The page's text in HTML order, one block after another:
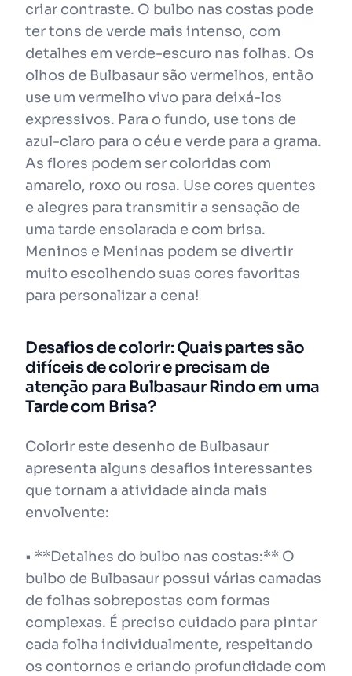
criar contraste. O bulbo nas costas pode
ter tons de verde mais intenso, com
detalhes em verde-escuro nas folhas. Os
olhos de Bulbasaur são vermelhos, então
use um vermelho vivo para deixá-los
expressivos. Para o fundo, use tons de
azul-claro para o céu e verde para a grama.
As flores podem ser coloridas com
amarelo, roxo ou rosa. Use cores quentes
e alegres para transmitir a sensação de
uma tarde ensolarada e com brisa.
Meninos e Meninas podem se divertir
muito escolhendo suas cores favoritas
para personalizar a cena!
Desafios de colorir: Quais partes são
difíceis de colorir e precisam de
atenção para Bulbasaur Rindo em uma
Tarde com Brisa?
Colorir este desenho de Bulbasaur
apresenta alguns desafios interessantes
que tornam a atividade ainda mais
envolvente:
• **Detalhes do bulbo nas costas:** O
bulbo de Bulbasaur possui várias camadas
de folhas sobrepostas com formas
complexas. É preciso cuidado para pintar
cada folha individualmente, respeitando
os contornos e criando profundidade com